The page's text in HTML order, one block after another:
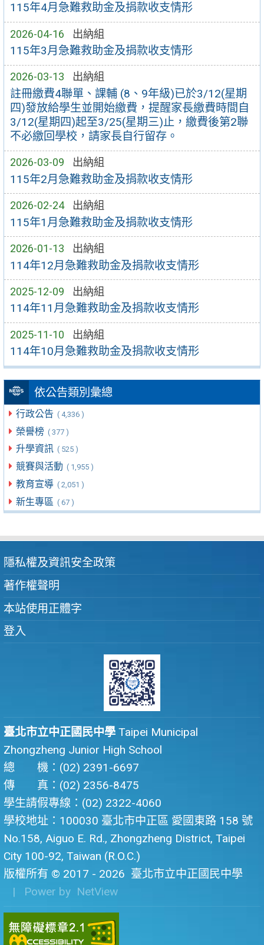
115年4月急難救助金及捐款收支情形
2026-04-16 出納組
115年3月急難救助金及捐款收支情形
2026-03-13 出納組
註冊繳費4聯單、課輔 (8、9年級)已於3/12(星期
四)發放給學生並開始繳費，提醒家長繳費時間自
3/12(星期四)起至3/25(星期三)止，繳費後第2聯
不必繳回學校，請家長自行留存。
2026-03-09 出納組
115年2月急難救助金及捐款收支情形
2026-02-24 出納組
115年1月急難救助金及捐款收支情形
2026-01-13 出納組
114年12月急難救助金及捐款收支情形
2025-12-09 出納組
114年11月急難救助金及捐款收支情形
2025-11-10 出納組
114年10月急難救助金及捐款收支情形
依公告類別彙總
行政公告 ( 4,336 )
榮譽榜 ( 377 )
升學資訊 ( 525 )
競賽與活動 ( 1,955 )
教育宣導 ( 2,051 )
新生專區 ( 67 )
隱私權及資訊安全政策
著作權聲明
本站使用正體字
登入
臺北市立中正國民中學 Taipei Municipal
Zhongzheng Junior High School
總 機：(02) 2391-6697
傳 真：(02) 2356-8475
學生請假專線：(02) 2322-4060
學校地址：100030 臺北市中正區 愛國東路 158 號
No.158, Aiguo E. Rd., Zhongzheng District, Taipei
City 100-92, Taiwan (R.O.C.)
版權所有 © 2017 - 2026 臺北市立中正國民中學
| Power by NetView